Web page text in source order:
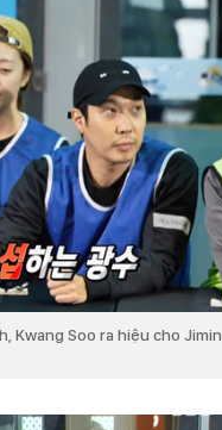
Kwang Soo ra hiệu cho Jimin